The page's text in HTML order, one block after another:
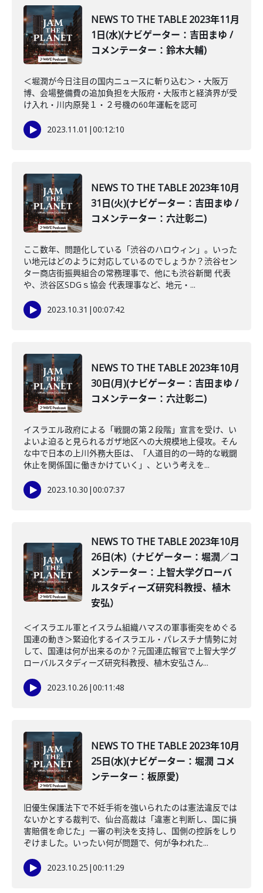
NEWS TO THE TABLE 2023年11月
1日(水)(ナビゲーター：吉田まゆ /
コメンテーター：鈴木大輔)
＜堀潤が今日注目の国内ニュースに斬り込む＞・大阪万
博、会場整備費の追加負担を大阪府・大阪市と経済界が受
け入れ・川内原発１・２号機の60年運転を認可
2023.11.01 |00:12:10
NEWS TO THE TABLE 2023年10月
31日(火)(ナビゲーター：吉田まゆ /
コメンテーター：六辻彰二)
ここ数年、問題化している「渋谷のハロウィン」。いった
い地元はどのように対応しているのでしょうか？渋谷セン
ター商店街振興組合の常務理事で、他にも渋谷新聞 代表
や、渋谷区SDGｓ協会 代表理事など、地元・...
2023.10.31 |00:07:42
NEWS TO THE TABLE 2023年10月
30日(月)(ナビゲーター：吉田まゆ /
コメンテーター：六辻彰二)
イスラエル政府による「戦闘の第２段階」宣言を受け、い
よいよ迫ると見られるガザ地区への大規模地上侵攻。そん
な中で日本の上川外務大臣は、「人道目的の一時的な戦闘
休止を関係国に働きかけていく」、という考えを...
2023.10.30 |00:07:37
NEWS TO THE TABLE 2023年10月
26日(木)（ナビゲーター：堀潤／コ
メンテーター：上智大学グローバ
ルスタディーズ研究科教授、植木
安弘）
＜イスラエル軍とイスラム組織ハマスの軍事衝突をめぐる
国連の動き＞緊迫化するイスラエル・パレスチナ情勢に対
して、国連は何が出来るのか？元国連広報官で上智大学グ
ローバルスタディーズ研究科教授、植木安弘さん...
2023.10.26 |00:11:48
NEWS TO THE TABLE 2023年10月
25日(水)(ナビゲーター：堀潤 コメ
ンテーター：板原愛)
旧優生保護法下で不妊手術を強いられたのは憲法違反では
ないかとする裁判で、仙台高裁は「違憲と判断し、国に損
害賠償を命じた」一審の判決を支持し、国側の控訴をしり
ぞけました。いったい何が問題で、何が争われた...
2023.10.25 |00:11:29